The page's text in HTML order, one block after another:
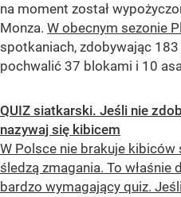
na moment został
Monza. W obecnym sezonie
spotkaniach, zdobywając
pochwalić 37 blokami i 10
QUIZ siatkarski. Jeśli nie
nazywaj się kibicem
W Polsce nie brakuje
śledzą zmagania. To
bardzo wymagający quiz.